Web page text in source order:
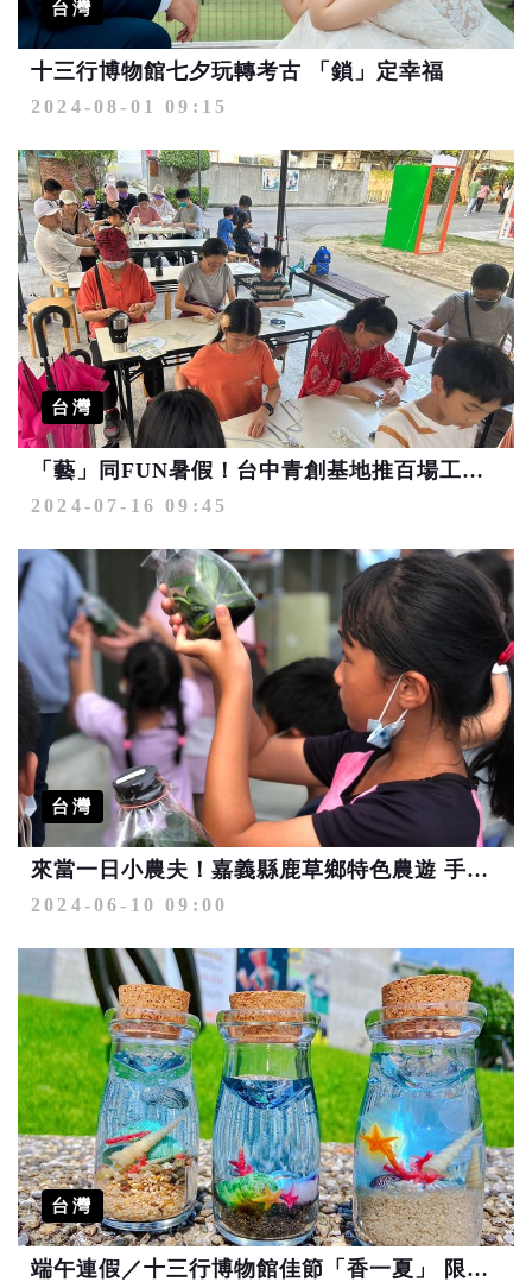
台灣
十三行博物館七夕玩轉考古 「鎖」定幸福
2024-08-01 09:15
台灣
「藝」同FUN暑假！台中青創基地推百場工藝手作體驗及講座
2024-07-16 09:45
台灣
來當一日小農夫！嘉義縣鹿草鄉特色農遊 手作DIY超好玩
2024-06-10 09:00
台灣
端午連假／十三行博物館佳節「香一夏」 限定香氛手作送咖啡